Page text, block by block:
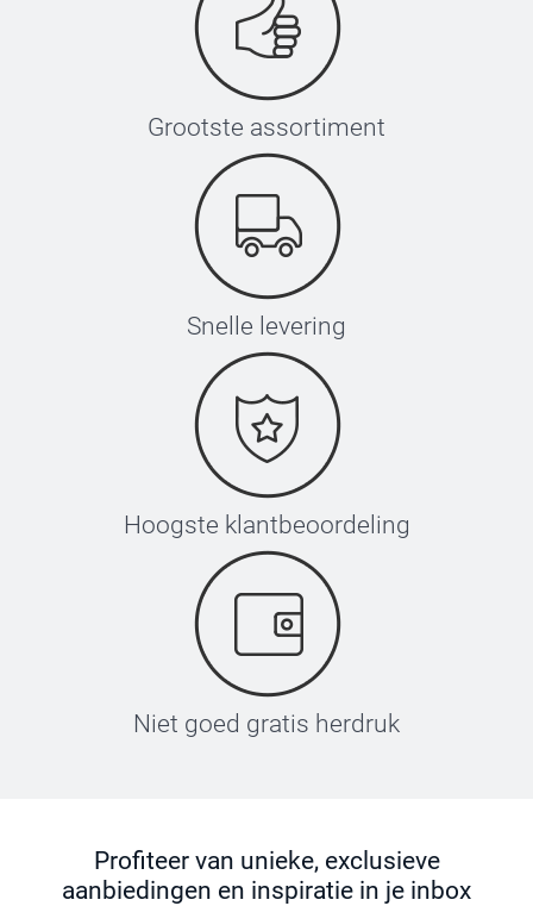
Grootste assortiment
Snelle levering
Hoogste klantbeoordeling
Niet goed gratis herdruk
Profiteer van unieke, exclusieve
aanbiedingen en inspiratie in je inbox